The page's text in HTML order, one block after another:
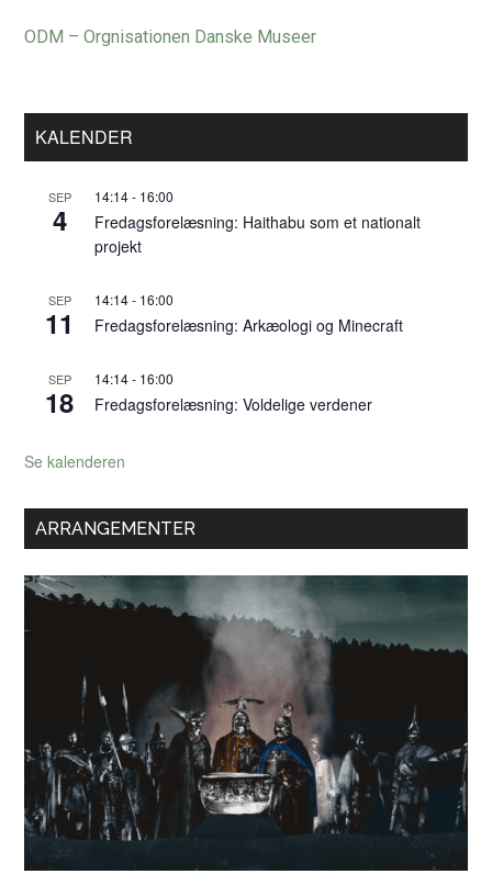
ODM – Orgnisationen Danske Museer
Primær
Sidebar
KALENDER
SEP
4
14:14- 16:00
Fredagsforelæsning: Haithabu som et nationalt
projekt
SEP
11
14:14- 16:00
Fredagsforelæsning: Arkæologi og Minecraft
SEP
18
14:14- 16:00
Fredagsforelæsning: Voldelige verdener
Se kalenderen
ARRANGEMENTER